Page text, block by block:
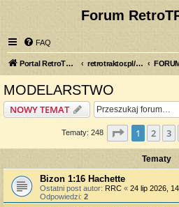
Forum
FAQ
Portal RetroTRAKTOR.pl retrotraktor.pl/forum
MODELARSTWO
NOWY TEMAT
Tematy: 248 Strona1 z10
1 2 3
Tematy
Bizon 1:16 Hachette
Ostatni post autor: RRC « 24 lip 2026,
Odpowiedzi: 2